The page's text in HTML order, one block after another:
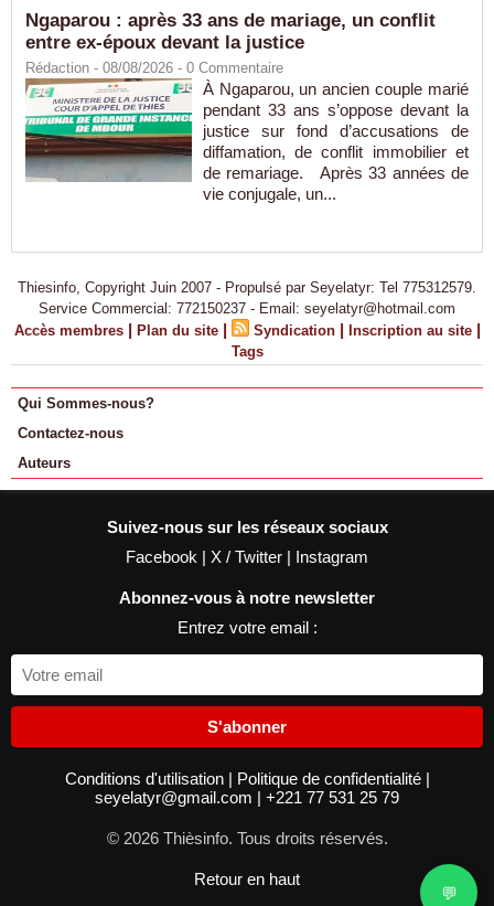
Ngaparou : après 33 ans de mariage, un conflit
entre ex-époux devant la justice
Rédaction - 08/08/2026 - 0 Commentaire
À Ngaparou, un ancien couple marié
pendant 33 ans s’oppose devant la
justice sur fond d’accusations de
diffamation, de conflit immobilier et
de remariage. Après 33 années de
vie conjugale, un...
Thiesinfo, Copyright Juin 2007 - Propulsé par Seyelatyr: Tel 775312579.
Service Commercial: 772150237 - Email: seyelatyr@hotmail.com
Accès membres | Plan du site | Syndication | Inscription au site |
Tags
Qui Sommes-nous?
Contactez-nous
Auteurs
Suivez-nous sur les réseaux sociaux
Facebook | X / Twitter | Instagram
Abonnez-vous à notre newsletter
Entrez votre email :
S'abonner
Conditions d'utilisation | Politique de confidentialité |
seyelatyr@gmail.com | +221 77 531 25 79
© 2026 Thièsinfo. Tous droits réservés.
Retour en haut
💬